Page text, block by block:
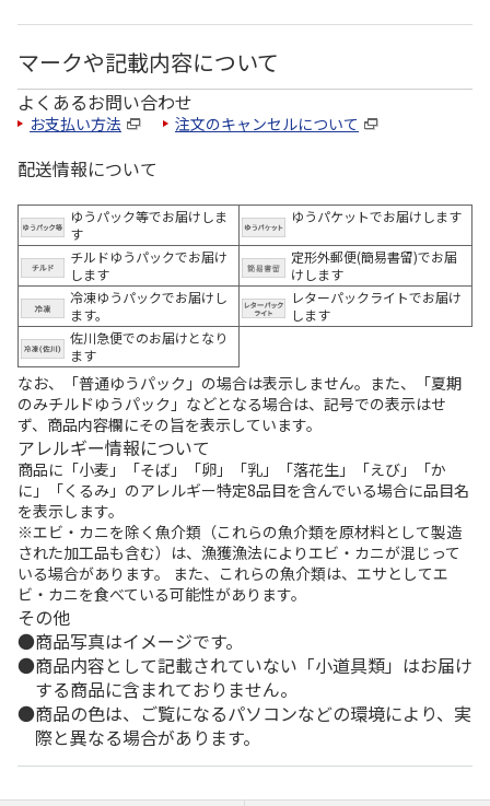
マークや記載内容について
よくあるお問い合わせ
お支払い方法 注文のキャンセルについて
配送情報について
ゆうパック等でお届けしま
す
ゆうパケットでお届けします
チルドゆうパックでお届け
します
定形外郵便(簡易書留)でお届
けします
冷凍ゆうパックでお届けし
ます。
レターパックライトでお届け
します
佐川急便でのお届けとなり
ます
なお、「普通ゆうパック」の場合は表示しません。また、「夏期
のみチルドゆうパック」などとなる場合は、記号での表示はせ
ず、商品内容欄にその旨を表示しています。
アレルギー情報について
商品に「小麦」「そば」「卵」「乳」「落花生」「えび」「か
に」「くるみ」のアレルギー特定8品目を含んでいる場合に品目名
を表示します。
※エビ・カニを除く魚介類（これらの魚介類を原材料として製造
された加工品も含む）は、漁獲漁法によりエビ・カニが混じって
いる場合があります。 また、これらの魚介類は、エサとしてエ
ビ・カニを食べている可能性があります。
その他
商品写真はイメージです。
商品内容として記載されていない「小道具類」はお届け
する商品に含まれておりません。
商品の色は、ご覧になるパソコンなどの環境により、実
際と異なる場合があります。